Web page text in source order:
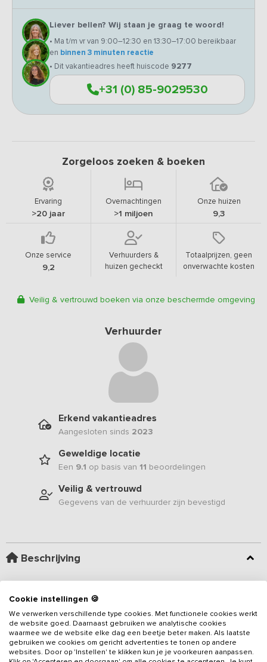
Liever bellen? Wij staan je graag te woord!
• Ma t/m vr van 9:00–12:30 en 13:30–17:00 bereikbaar
en binnen 3 minuten reactie
• Dit vakantieadres heeft huiscode 9277
+31 (0) 85-9029530
Zorgeloos zoeken & boeken
Ervaring
>20 jaar
Overnachtingen
>1 miljoen
Onze huizen
9,3
Onze service
9,2
Verhuurders &
huizen gecheckt
Totaalprijzen, geen
onverwachte kosten
Veilig & vertrouwd boeken via onze beschermde omgeving
Verhuurder
Erkend vakantieadres
Aangesloten sinds 2023
Geweldige locatie
Een 9.1 op basis van 11 beoordelingen
Veilig & vertrouwd
Gegevens van de verhuurder zijn bevestigd
Beschrijving
Zeeland en niet alleen voorzien van een privé binnenzwembad,
maar ook een finse sauna behoort tot de inrichting! Je viert je
vakantie op slechts enkele minuten van het strand, waarbij je van
alle hedendaagse gemakken voorzien bent. Er zijn 6 slaapkamers
aanwezig in hetvakantieadresvoor groepen tot 12 personen.
Lees meer
Cookie instellingen 🍪
We verwerken verschillende type cookies. Met functionele cookies werkt
de website goed. Daarnaast gebruiken we analytische cookies
waarmee we de website elke dag een beetje beter maken. Als laatste
gebruiken we cookies om gericht advertenties te tonen op andere
websites. Door op 'Instellen' te klikken kun je je voorkeuren aanpassen.